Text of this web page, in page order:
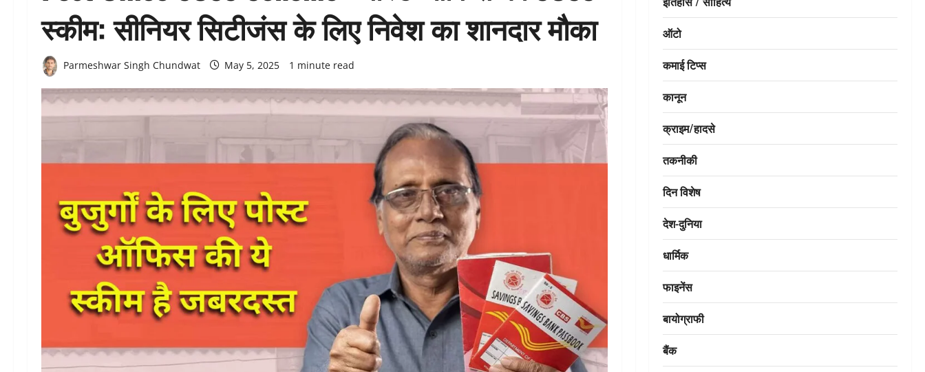
स्कीम: सीनियर सिटीजंस के लिए निवेश का शानदार मौका
Parmeshwar Singh Chundwat May 5, 2025 1 minute read
ऑटो
कमाई टिप्स
कानून
क्राइम/हादसे
तकनीकी
दिन विशेष
देश-दुनिया
धार्मिक
फाइनेंस
बायोग्राफी
बैंक